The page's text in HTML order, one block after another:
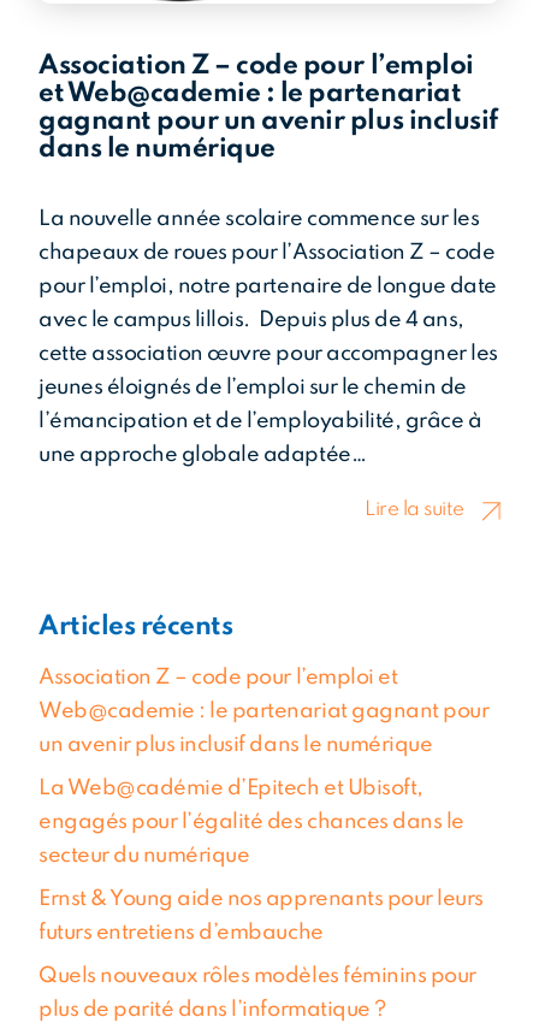
Association Z – code pour l’emploi
et Web@cademie : le partenariat
gagnant pour un avenir plus inclusif
dans le numérique
La nouvelle année scolaire commence sur les
chapeaux de roues pour l’Association Z – code
pour l’emploi, notre partenaire de longue date
avec le campus lillois. Depuis plus de 4 ans,
cette association œuvre pour accompagner les
jeunes éloignés de l’emploi sur le chemin de
l’émancipation et de l’employabilité, grâce à
une approche globale adaptée…
Lire la suite
Articles récents
Association Z – code pour l’emploi et
Web@cademie : le partenariat gagnant pour
un avenir plus inclusif dans le numérique
La Web@cadémie d’Epitech et Ubisoft,
engagés pour l’égalité des chances dans le
secteur du numérique
Ernst & Young aide nos apprenants pour leurs
futurs entretiens d’embauche
Quels nouveaux rôles modèles féminins pour
plus de parité dans l’informatique ?